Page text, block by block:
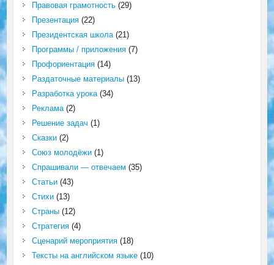
Правовая грамотность(29)
Презентация(22)
Президентская школа(21)
Программы / приложения(7)
Профориентация(14)
Раздаточные материалы(13)
Разработка урока(34)
Реклама(2)
Решение задач (1)
Сказки(2)
Союз молодёжи(1)
Спрашивали — отвечаем (35)
Статьи(43)
Стихи(13)
Страны(12)
Стратегия(4)
Сценарий мероприятия(18)
Тексты на английском языке(10)